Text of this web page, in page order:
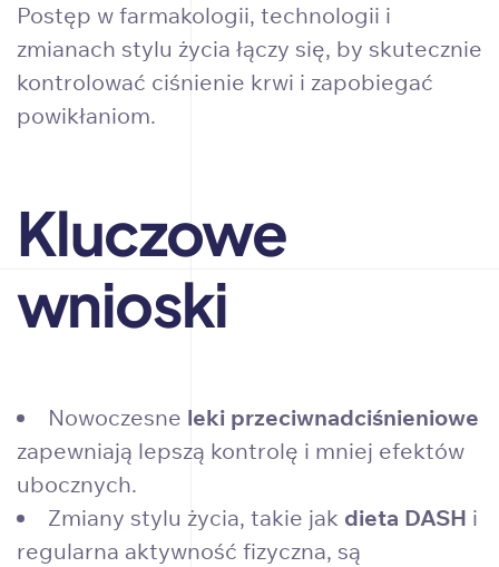
Postęp w farmakologii, technologii i
zmianach stylu życia łączy się, by skutecznie
kontrolować ciśnienie krwi i zapobiegać
powikłaniom.
Kluczowe
wnioski
Nowoczesne leki przeciwnadciśnieniowe
zapewniają lepszą kontrolę i mniej efektów
ubocznych.
Zmiany stylu życia, takie jak dieta DASH i
regularna aktywność fizyczna, są